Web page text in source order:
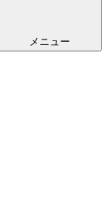
メニュー